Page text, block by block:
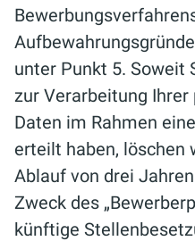
unter Punkt 5. Soweit
zur Verarbeitung
Daten im Rahmen
erteilt haben, löschen
Ablauf von drei
Zweck des
künftige